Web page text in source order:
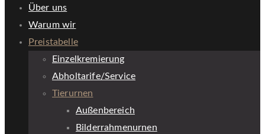
Über uns
Warum wir
Preistabelle
Einzelkremierung
Abholtarife/Service
Tierurnen
Außenbereich
Bilderrahmenurnen